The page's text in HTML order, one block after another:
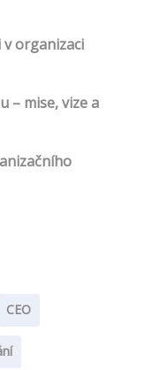
v organizaci
– mise, vize a
CEO